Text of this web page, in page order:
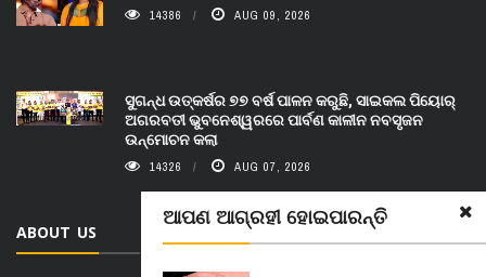
ଆପଣ ଆଗ୍ରହୀ ହୋଇପାରନ୍ତି
14386 AUG 09, 2026
ସୁଗନ୍ଧ ଉତ୍କର୍ଷର ୭୭ ବର୍ଷ ପାଳନ କରୁଛି, ସାଇକଲ ପିୟୋର୍‌
ଅଗରବତୀ ଭୁବନେଶ୍ୱରରେ ପାର୍ବଣ କାଳୀନ ନବସୃଜନ
ଉନ୍ମୋଚନ କଲା
14326 AUG 07, 2026
ABOUT US